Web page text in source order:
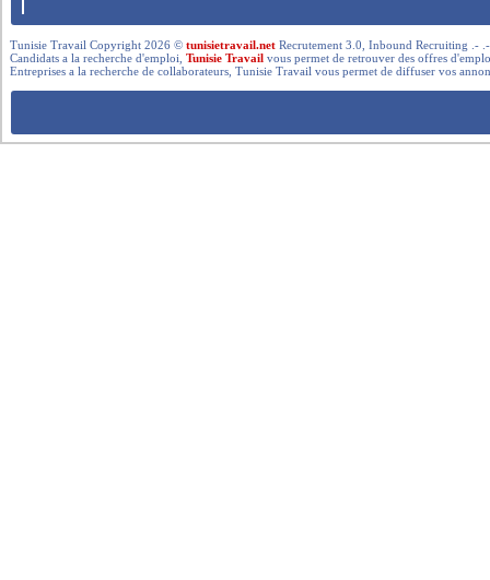
Tunisie Travail Copyright 2026 ©tunisietravail.net Recrutement 3.0, Inbound Recruiting .-
Candidats a la recherche d'emploi,Tunisie Travail vous permet de retrouver des offres
Entreprises a la recherche de collaborateurs, Tunisie Travail vous permet de diffuser vos